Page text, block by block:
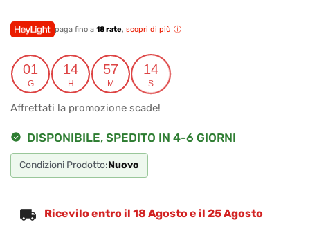
originale
era:
€435.00.
attuale
è:
€413.25.
paga fino a 18 rate, scopri di più
01
G
14
H
57
M
14
S
Affrettati la promozione scade!
DISPONIBILE, SPEDITO IN 4-6 GIORNI
Condizioni Prodotto:Nuovo
Ricevilo entro il 18 Agosto e il 25 Agosto